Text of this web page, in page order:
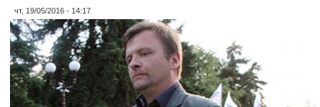
чт, 19/05/2016 - 14:17